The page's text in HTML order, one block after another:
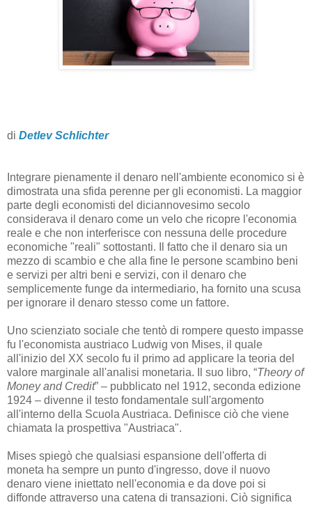
di Detlev Schlichter
Integrare pienamente il denaro nell'ambiente economico si è
dimostrata una sfida perenne per gli economisti. La maggior
parte degli economisti del diciannovesimo secolo
considerava il denaro come un velo che ricopre l'economia
reale e che non interferisce con nessuna delle procedure
economiche "reali" sottostanti. Il fatto che il denaro sia un
mezzo di scambio e che alla fine le persone scambino beni
e servizi per altri beni e servizi, con il denaro che
semplicemente funge da intermediario, ha fornito una scusa
per ignorare il denaro stesso come un fattore.
Uno scienziato sociale che tentò di rompere questo impasse
fu l'economista austriaco Ludwig von Mises, il quale
all'inizio del XX secolo fu il primo ad applicare la teoria del
valore marginale all'analisi monetaria. Il suo libro, “Theory of
Money and Credit” – pubblicato nel 1912, seconda edizione
1924 – divenne il testo fondamentale sull'argomento
all'interno della Scuola Austriaca. Definisce ciò che viene
chiamata la prospettiva "Austriaca".
Mises spiegò che qualsiasi espansione dell'offerta di
moneta ha sempre un punto d'ingresso, dove il nuovo
denaro viene iniettato nell'economia e da dove poi si
diffonde attraverso una catena di transazioni. Ciò significa